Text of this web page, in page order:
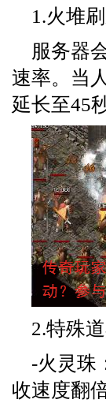
1.火堆
服务器
速率。当
延长至45
2.特殊
-火灵珠
收速度翻倍